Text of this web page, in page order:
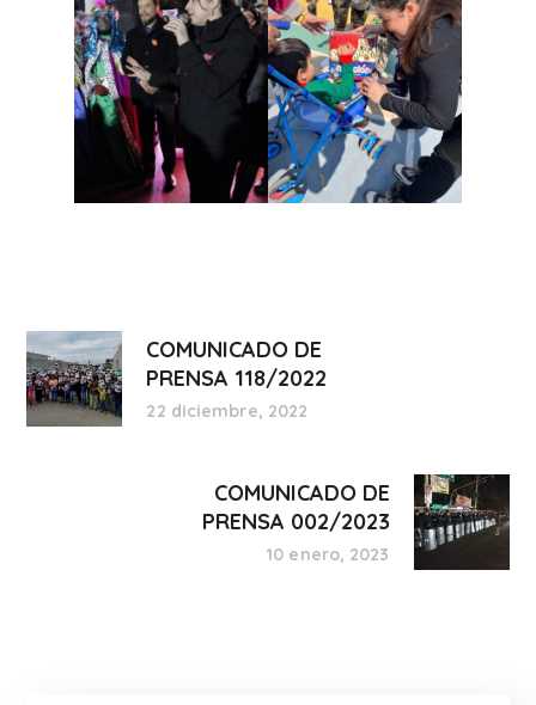
COMUNICADO DE
PRENSA 118/2022
22 diciembre, 2022
COMUNICADO DE
PRENSA 002/2023
10 enero, 2023